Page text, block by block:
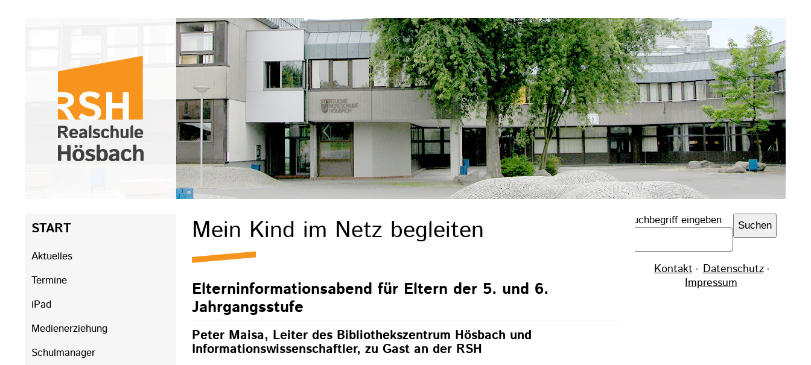
Mein Kind im Netz begleiten
Elterninformationsabend für Eltern der 5. und 6.
Jahrgangsstufe
Peter Maisa, Leiter des Bibliothekszentrum Hösbach und
Informationswissenschaftler, zu Gast an der RSH
Navigation
überspringen
START
Aktuelles
Termine
iPad
Medienerziehung
Schulmanager
Suchbegriff eingeben Suchen
überspringen
Kontakt
Datenschutz
Impressum